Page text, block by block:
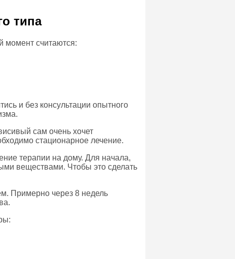
типа
момент считаются:
и без консультации опытного
сам очень хочет
стационарное лечение.
терапии на дому. Для начала,
веществами. Чтобы это сделать
Примерно через 8 недель